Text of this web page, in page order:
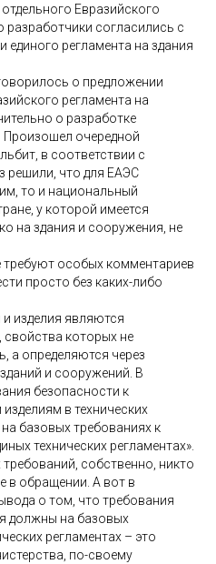
Евразийского
разработчики согласились с
регламента на здания
о предложении
регламента на
о разработке
очередной
в соответствии с
решили, что для ЕАЭС
то и национальный
у которой имеется
на здания и сооружения, не
особых комментариев
просто без каких-либо
изделия являются
которых не
а определяются через
и сооружений. В
безопасности к
в технических
базовых требованиях к
технических регламентах».
собственно, никто
в обращении. А вот в
о том, что требования
должны на базовых
регламентах – это
по-своему